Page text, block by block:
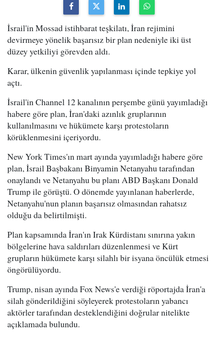
İsrail'in Mossad istihbarat teşkilatı, İran rejimini
devirmeye yönelik başarısız bir plan nedeniyle iki üst
düzey yetkiliyi görevden aldı.
Karar, ülkenin güvenlik yapılanması içinde tepkiye yol
açtı.
İsrail'in Channel 12 kanalının perşembe günü yayımladığı
habere göre plan, İran'daki azınlık gruplarının
kullanılmasını ve hükümete karşı protestoların
körüklenmesini içeriyordu.
New York Times'ın mart ayında yayımladığı habere göre
plan, İsrail Başbakanı Binyamin Netanyahu tarafından
onaylandı ve Netanyahu bu planı ABD Başkanı Donald
Trump ile görüştü. O dönemde yayınlanan haberlerde,
Netanyahu'nun planın başarısız olmasından rahatsız
olduğu da belirtilmişti.
Plan kapsamında İran'ın Irak Kürdistanı sınırına yakın
bölgelerine hava saldırıları düzenlenmesi ve Kürt
grupların hükümete karşı silahlı bir isyana öncülük etmesi
öngörülüyordu.
Trump, nisan ayında Fox News'e verdiği röportajda İran'a
silah gönderildiğini söyleyerek protestoların yabancı
aktörler tarafından desteklendiğini doğrular nitelikte
açıklamada bulundu.